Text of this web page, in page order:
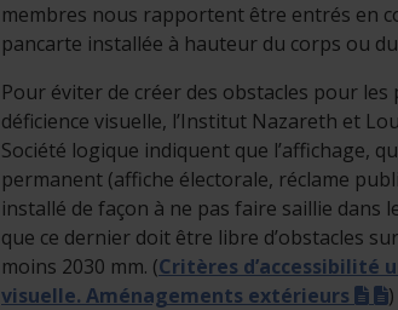
membres nous rapportent être entrés en
pancarte installée à hauteur du corps ou
Pour éviter de créer des obstacles pour
déficience visuelle, l’Institut Nazareth et
Société logique indiquent que l’affichage,
permanent (affiche électorale, réclame
installé de façon à ne pas faire saillie dans
que ce dernier doit être libre d’obstacles
moins 2030 mm. (Critères d’accessibilité
visuelle. Aménagements extérieurs